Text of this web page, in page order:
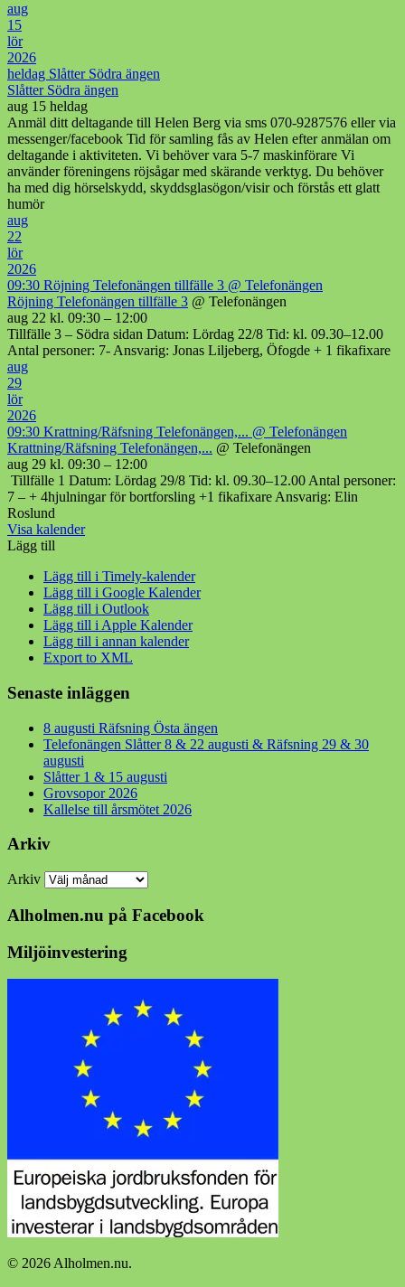
aug
15
lör
2026
heldag Slåtter Södra ängen
Slåtter Södra ängen
aug 15 heldag
Anmäl ditt deltagande till Helen Berg via sms 070-9287576 eller via
messenger/facebook Tid för samling fås av Helen efter anmälan om
deltagande i aktiviteten. Vi behöver vara 5-7 maskinförare Vi
använder föreningens röjsågar med skärande verktyg. Du behöver
ha med dig hörselskydd, skyddsglasögon/visir och förstås ett glatt
humör
aug
22
lör
2026
09:30 Röjning Telefonängen tillfälle 3 @ Telefonängen
Röjning Telefonängen tillfälle 3 @ Telefonängen
aug 22 kl. 09:30 – 12:00
Tillfälle 3 – Södra sidan Datum: Lördag 22/8 Tid: kl. 09.30–12.00
Antal personer: 7- Ansvarig: Jonas Liljeberg, Öfogde + 1 fikafixare
aug
29
lör
2026
09:30 Krattning/Räfsning Telefonängen,... @ Telefonängen
Krattning/Räfsning Telefonängen,... @ Telefonängen
aug 29 kl. 09:30 – 12:00
Tillfälle 1 Datum: Lördag 29/8 Tid: kl. 09.30–12.00 Antal personer:
7 – + 4hjulningar för bortforsling +1 fikafixare Ansvarig: Elin
Roslund
Visa kalender
Lägg till
Lägg till i Timely-kalender
Lägg till i Google Kalender
Lägg till i Outlook
Lägg till i Apple Kalender
Lägg till i annan kalender
Export to XML
Senaste inläggen
8 augusti Räfsning Östa ängen
Telefonängen Slåtter 8 & 22 augusti & Räfsning 29 & 30
augusti
Slåtter 1 & 15 augusti
Grovsopor 2026
Kallelse till årsmötet 2026
Arkiv
Arkiv
Alholmen.nu på Facebook
Miljöinvestering
© 2026 Alholmen.nu.